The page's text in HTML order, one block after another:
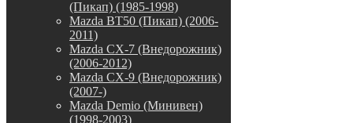
(Пикап) (1985-1998)
Mazda BT50 (Пикап) (2006-
2011)
Mazda CX-7 (Внедорожник)
(2006-2012)
Mazda CX-9 (Внедорожник)
(2007-)
Mazda Demio (Минивен)
(1998-2003)